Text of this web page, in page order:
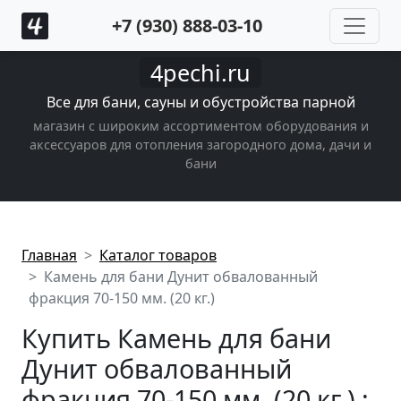
+7 (930) 888-03-10
4pechi.ru
Все для бани, сауны и обустройства парной
магазин с широким ассортиментом оборудования и
аксессуаров для отопления загородного дома, дачи и
бани
Главная
Каталог товаров
Камень для бани Дунит обвалованный
фракция 70-150 мм. (20 кг.)
Купить Камень для бани
Дунит обвалованный